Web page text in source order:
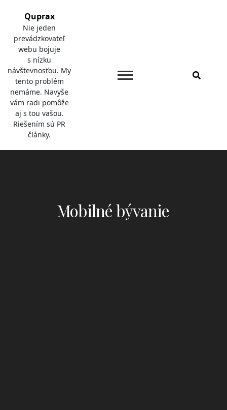
content
Quprax
Nie jeden
prevádzkovateľ
webu bojuje
s nízku
návštevnosťou. My
tento problém
nemáme. Navyše
vám radi pomôže
aj s tou vašou.
Riešením sú PR
články.
Mobilné bývanie